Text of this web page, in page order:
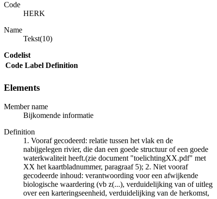
Code
HERK
Name
Tekst(10)
Codelist
Code Label Definition
Elements
Member name
Bijkomende informatie
Definition
1. Vooraf gecodeerd: relatie tussen het vlak en de
nabijgelegen rivier, die dan een goede structuur of een goede
waterkwaliteit heeft.(zie document "toelichtingXX.pdf" met
XX het kaartbladnummer, paragraaf 5); 2. Niet vooraf
gecodeerde inhoud: verantwoording voor een afwijkende
biologische waardering (vb z(...), verduidelijking van of uitleg
over een karteringseenheid, verduidelijking van de herkomst,